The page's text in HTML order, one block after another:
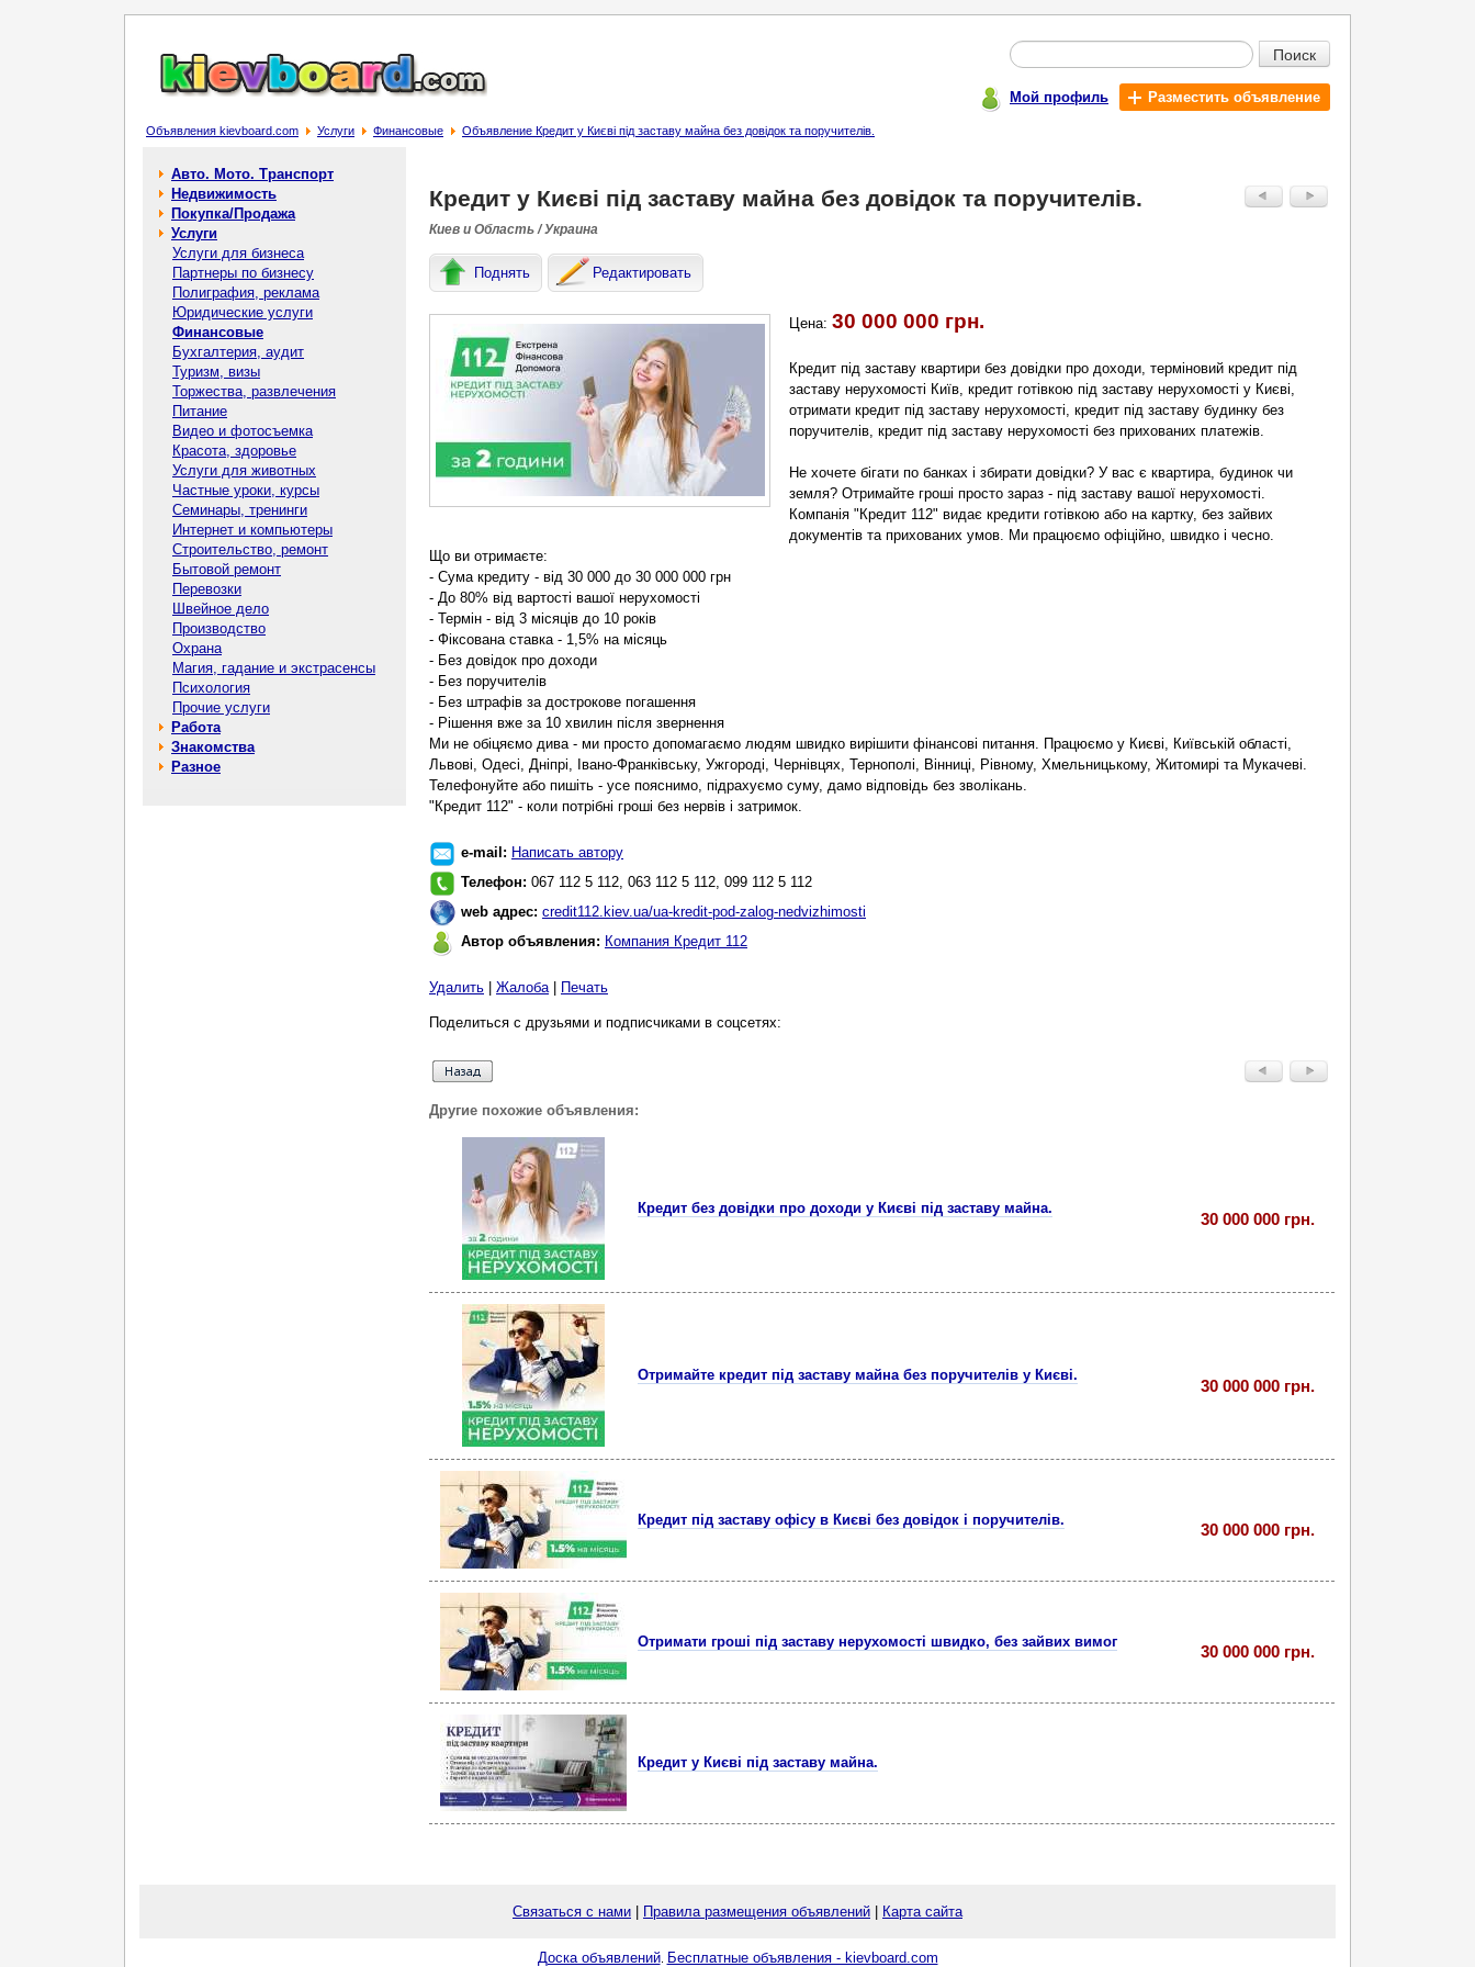
Поиск
Мой профиль Разместить объявление
Объявления kievboard.com Услуги Финансовые Объявление Кредит у Києві під заставу майна без довідок та поручителів.
Авто. Мото. Транспорт
Недвижимость
Покупка/Продажа
Услуги
Услуги для бизнеса
Партнеры по бизнесу
Полиграфия, реклама
Юридические услуги
Финансовые
Бухгалтерия, аудит
Туризм, визы
Торжества, развлечения
Питание
Видео и фотосъемка
Красота, здоровье
Услуги для животных
Частные уроки, курсы
Семинары, тренинги
Интернет и компьютеры
Строительство, ремонт
Бытовой ремонт
Перевозки
Швейное дело
Производство
Охрана
Магия, гадание и экстрасенсы
Психология
Прочие услуги
Работа
Знакомства
Разное
Кредит у Києві під заставу майна без довідок та поручителів.
Киев и Область / Украина
Поднять Редактировать
Цена: 30 000 000 грн.
Кредит під заставу квартири без довідки про доходи, терміновий кредит під
заставу нерухомості Київ, кредит готівкою під заставу нерухомості у Києві,
отримати кредит під заставу нерухомості, кредит під заставу будинку без
поручителів, кредит під заставу нерухомості без прихованих платежів.
Не хочете бігати по банках і збирати довідки? У вас є квартира, будинок чи
земля? Отримайте гроші просто зараз - під заставу вашої нерухомості.
Компанія "Кредит 112" видає кредити готівкою або на картку, без зайвих
документів та прихованих умов. Ми працюємо офіційно, швидко і чесно.
Що ви отримаєте:
- Сума кредиту - від 30 000 до 30 000 000 грн
- До 80% від вартості вашої нерухомості
- Термін - від 3 місяців до 10 років
- Фіксована ставка - 1,5% на місяць
- Без довідок про доходи
- Без поручителів
- Без штрафів за дострокове погашення
- Рішення вже за 10 хвилин після звернення
Ми не обіцяємо дива - ми просто допомагаємо людям швидко вирішити фінансові питання. Працюємо у Києві, Київській області,
Львові, Одесі, Дніпрі, Івано-Франківську, Ужгороді, Чернівцях, Тернополі, Вінниці, Рівному, Хмельницькому, Житомирі та Мукачеві.
Телефонуйте або пишіть - усе пояснимо, підрахуємо суму, дамо відповідь без зволікань.
"Кредит 112" - коли потрібні гроші без нервів і затримок.
e-mail: Написать автору
Телефон: 067 112 5 112, 063 112 5 112, 099 112 5 112
web адрес: credit112.kiev.ua/ua-kredit-pod-zalog-nedvizhimosti
Автор объявления: Компания Кредит 112
Удалить Жалоба| Печать
Поделиться с друзьями и подписчиками в соцсетях:
Другие похожие объявления:
Кредит без довідки про доходи у Києві під заставу майна.
30 000 000 грн.
Отримайте кредит під заставу майна без поручителів у Києві.
30 000 000 грн.
Кредит під заставу офісу в Києві без довідок і поручителів.
30 000 000 грн.
Отримати гроші під заставу нерухомості швидко, без зайвих вимог
30 000 000 грн.
Кредит у Києві під заставу майна.
Связаться с нами Правила размещения объявлений Карта сайта
Доска объявлений. Бесплатные объявления - kievboard.com